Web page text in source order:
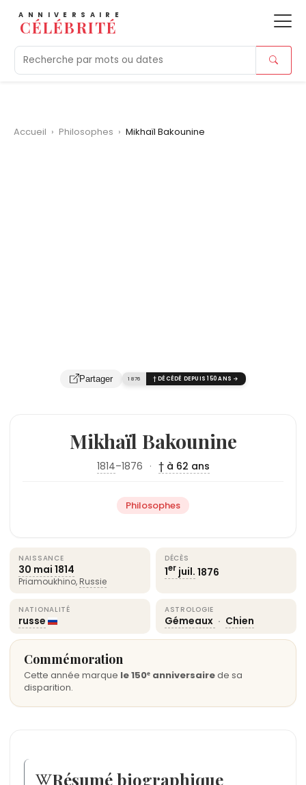
ANNIVERSAIRE
CÉLÉBRITÉ
Aujourd'hui Tendances Morts
Accueil › Philosophes › Mikhaïl Bakounine
Partager 1876 † DÉCÉDÉ DEPUIS 150 ANS →
Mikhaïl Bakounine
1814–1876 · † à 62 ans
Philosophes
NAISSANCE
30 mai 1814
Priamoukhino, Russie
DÉCÈS
1er juil. 1876
NATIONALITÉ
russe
ASTROLOGIE
Gémeaux · Chien
Commémoration
Cette année marque le 150ᵉ anniversairede sa
disparition.
Résumé biographique